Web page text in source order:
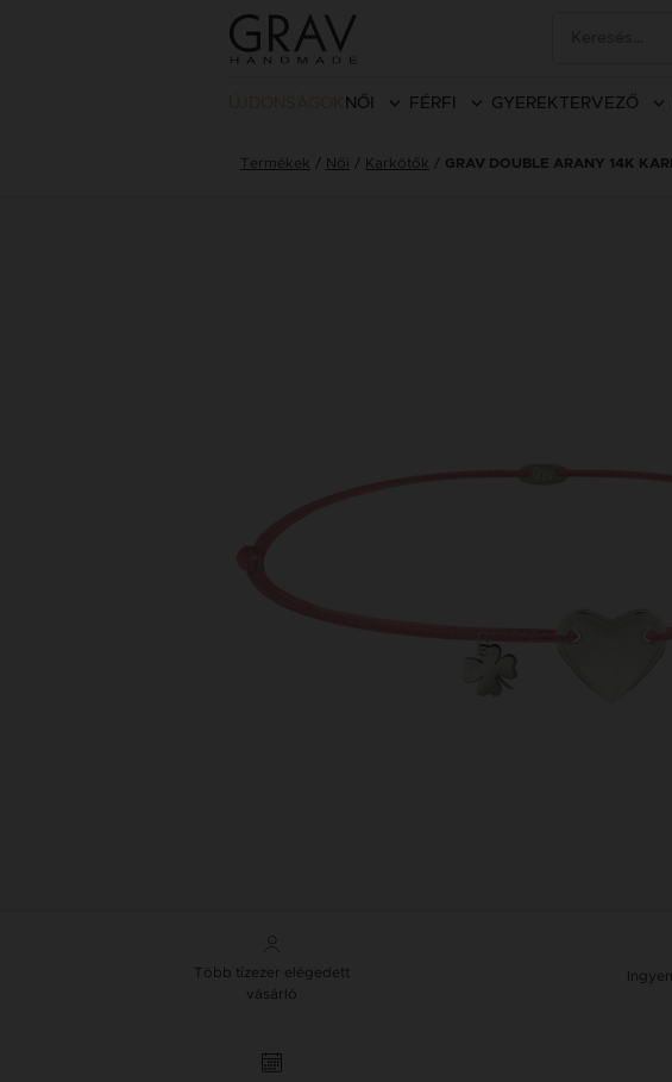
NŐI FÉRFI GYEREK TERVEZŐ
Termékek Női Karkötők GRAV DOUBLE ARANY 14K
Több tízezer elégedett
vásárló